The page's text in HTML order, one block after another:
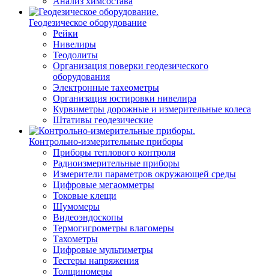
Геодезическое оборудование
Рейки
Нивелиры
Теодолиты
Организация поверки геодезического
оборудования
Электронные тахеометры
Организация юстировки нивелира
Курвиметры дорожные и измерительные колеса
Штативы геодезические
Контрольно-измерительные приборы
Приборы теплового контроля
Радиоизмерительные приборы
Измерители параметров окружающей среды
Цифровые мегаомметры
Токовые клещи
Шумомеры
Видеоэндоскопы
Термогигрометры влагомеры
Тахометры
Цифровые мультиметры
Тестеры напряжения
Толщиномеры